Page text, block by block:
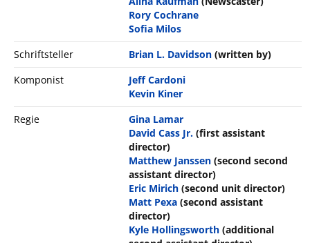
Rory Cochrane
Sofia Milos
Schriftsteller
Brian L. Davidson (written by)
Komponist
Jeff Cardoni
Kevin Kiner
Regie
Gina Lamar
David Cass Jr. (first assistant
director)
Matthew Janssen (second second
assistant director)
Eric Mirich (second unit director)
Matt Pexa (second assistant
director)
Kyle Hollingsworth (additional